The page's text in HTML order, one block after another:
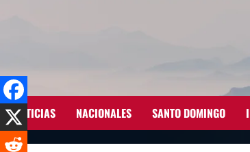
NOTICIAS NACIONALES SANTO DOMINGO